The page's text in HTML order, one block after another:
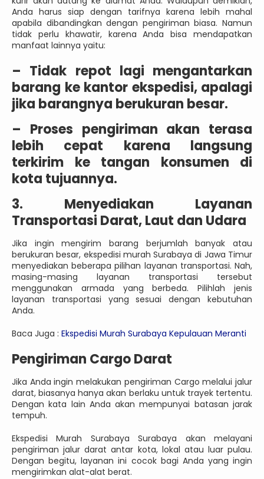
Anda harus siap dengan tarifnya karena lebih mahal
apabila dibandingkan dengan pengiriman biasa. Namun
tidak perlu khawatir, karena Anda bisa mendapatkan
manfaat lainnya yaitu:
– Tidak repot lagi mengantarkan
barang ke kantor ekspedisi, apalagi
jika barangnya berukuran besar.
– Proses pengiriman akan terasa
lebih cepat karena langsung
terkirim ke tangan konsumen di
kota tujuannya.
3. Menyediakan Layanan
Transportasi Darat, Laut dan Udara
Jika ingin mengirim barang berjumlah banyak atau
berukuran besar, ekspedisi murah Surabaya di Jawa Timur
menyediakan beberapa pilihan layanan transportasi. Nah,
masing-masing layanan transportasi tersebut
menggunakan armada yang berbeda. Pilihlah jenis
layanan transportasi yang sesuai dengan kebutuhan
Anda.
Baca Juga : Ekspedisi Murah Surabaya Kepulauan Meranti
Pengiriman Cargo Darat
Jika Anda ingin melakukan pengiriman Cargo melalui jalur
darat, biasanya hanya akan berlaku untuk trayek tertentu.
Dengan kata lain Anda akan mempunyai batasan jarak
tempuh.
Ekspedisi Murah Surabaya Surabaya akan melayani
pengiriman jalur darat antar kota, lokal atau luar pulau.
Dengan begitu, layanan ini cocok bagi Anda yang ingin
mengirimkan alat-alat berat.